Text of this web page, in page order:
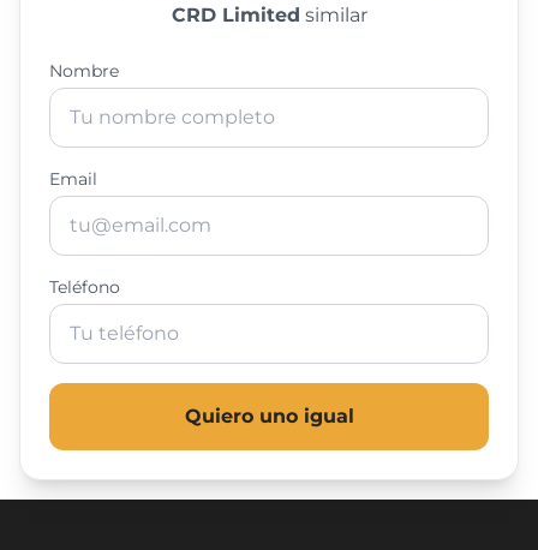
CRD Limited similar
Nombre
Email
Teléfono
Quiero uno igual